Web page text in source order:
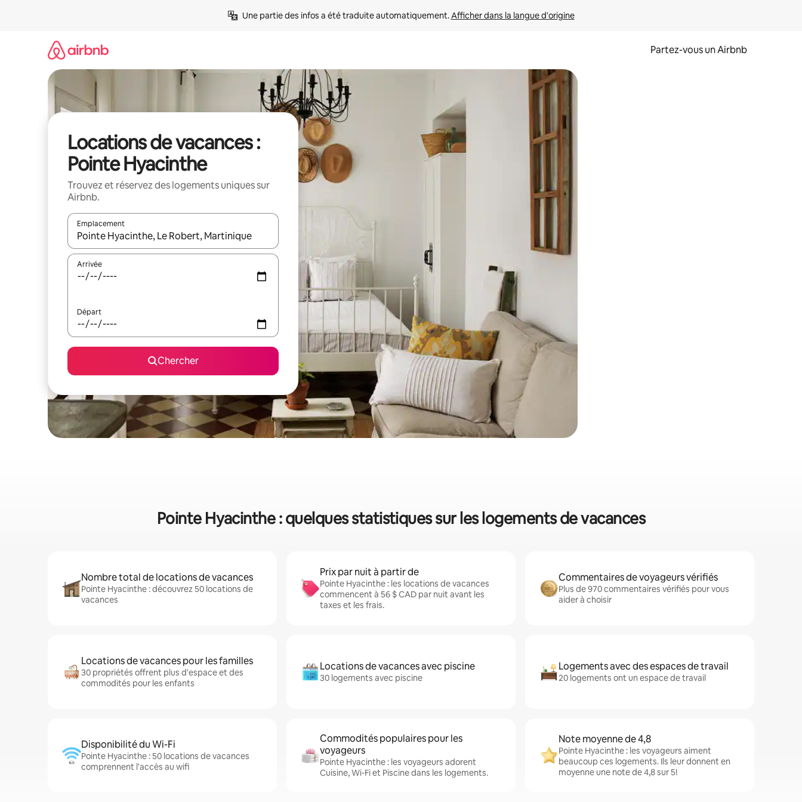
Une partie des infos a été traduite automatiquement. Afficher dans la langue d'origine
Partez-vous un Airbnb
Locations de vacances :
Pointe Hyacinthe
Trouvez et réservez des logements uniques sur
Airbnb.
Emplacement
Quand les résultats sont affichés, parcourez-les en utilisant les flèches vers le haut et vers le bas, ou en appuyant dessus et en les faisant glisser.
Arrivée
Départ
Chercher
Pointe Hyacinthe : quelques statistiques sur les logements de vacances
Nombre total de locations de vacances
Pointe Hyacinthe : découvrez 50 locations de
vacances
Prix par nuit à partir de
Pointe Hyacinthe : les locations de vacances
commencent à 56 $ CAD par nuit avant les
taxes et les frais.
Commentaires de voyageurs vérifiés
Plus de 970 commentaires vérifiés pour vous
aider à choisir
Locations de vacances pour les familles
30 propriétés offrent plus d'espace et des
commodités pour les enfants
Locations de vacances avec piscine
30 logements avec piscine
Logements avec des espaces de travail
20 logements ont un espace de travail
Disponibilité du Wi-Fi
Pointe Hyacinthe : 50 locations de vacances
comprennent l'accès au wifi
Commodités populaires pour les
voyageurs
Pointe Hyacinthe : les voyageurs adorent
Cuisine, Wi-Fi et Piscine dans les logements.
Note moyenne de 4,8
Pointe Hyacinthe : les voyageurs aiment
beaucoup ces logements. Ils leur donnent en
moyenne une note de 4,8 sur 5!